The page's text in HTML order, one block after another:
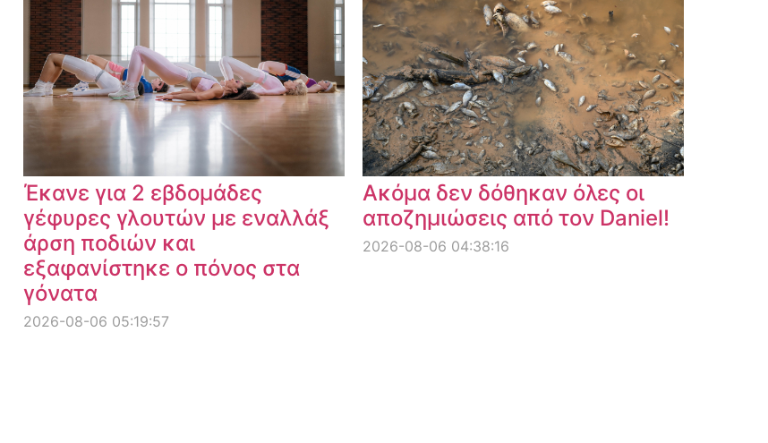
Έκανε για 2 εβδομάδες
γέφυρες γλουτών με εναλλάξ
άρση ποδιών και
εξαφανίστηκε ο πόνος στα
γόνατα
2026-08-06 05:19:57
Ακόμα δεν δόθηκαν όλες οι
αποζημιώσεις από τον Daniel!
2026-08-06 04:38:16